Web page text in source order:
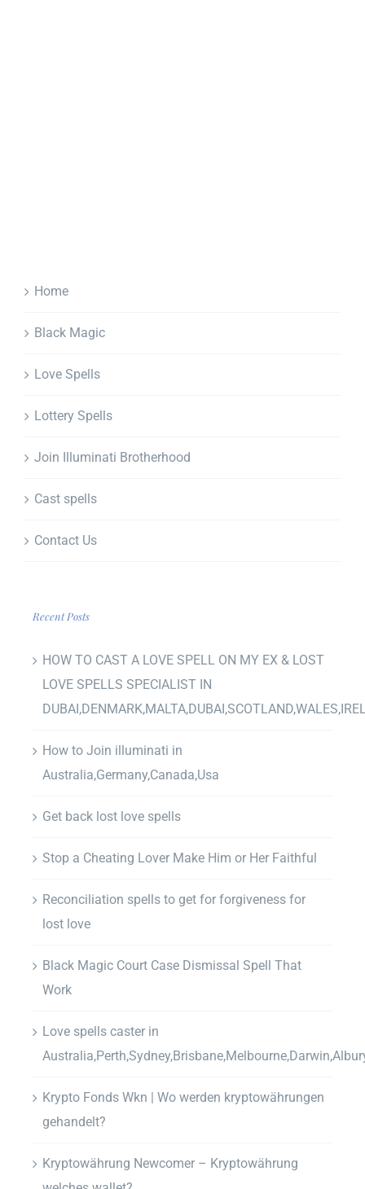
Home
Black Magic
Love Spells
Lottery Spells
Join Illuminati Brotherhood
Cast spells
Contact Us
Recent Posts
HOW TO CAST A LOVE SPELL ON MY EX & LOST
LOVE SPELLS SPECIALIST IN
How to Join illuminati in
Australia,Germany,Canada,Usa
Get back lost love spells
Stop a Cheating Lover Make Him or Her Faithful
Reconciliation spells to get for forgiveness for
lost love
Black Magic Court Case Dismissal Spell That
Work
Love spells caster in
Krypto Fonds Wkn | Wo werden kryptowährungen
gehandelt?
Kryptowährung Newcomer – Kryptowährung